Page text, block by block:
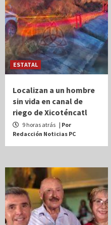
ESTATAL
Localizan a un hombre
sin vida en canal de
riego de Xicoténcatl
9 horas atrás | Por
Redacción Noticias PC